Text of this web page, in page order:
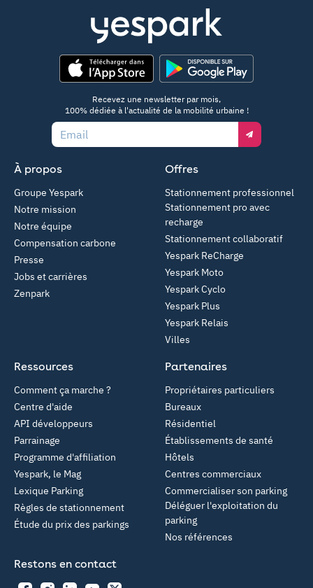
Recevez une newsletter par mois,
100% dédiée à l'actualité de la mobilité urbaine !
À propos
Groupe Yespark
Notre mission
Notre équipe
Compensation carbone
Presse
Jobs et carrières
Zenpark
Offres
Stationnement professionnel
Stationnement pro avec
recharge
Stationnement collaboratif
Yespark ReCharge
Yespark Moto
Yespark Cyclo
Yespark Plus
Yespark Relais
Villes
Partenaires
Propriétaires particuliers
Bureaux
Résidentiel
Établissements de santé
Hôtels
Centres commerciaux
Commercialiser son parking
Déléguer l'exploitation du
parking
Nos références
Ressources
Comment ça marche ?
Centre d'aide
API développeurs
Parrainage
Programme d'affiliation
Yespark, le Mag
Lexique Parking
Règles de stationnement
Étude du prix des parkings
Restons en contact